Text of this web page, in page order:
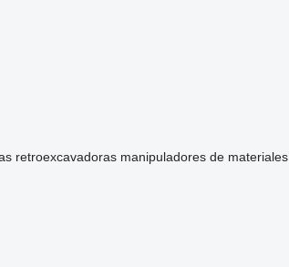
retroexcavadoras manipuladores de materiales